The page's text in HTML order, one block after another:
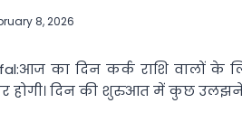
8, 2026
का दिन कर्क राशि वालों
पर होगी। दिन की शुरुआत में कुछ